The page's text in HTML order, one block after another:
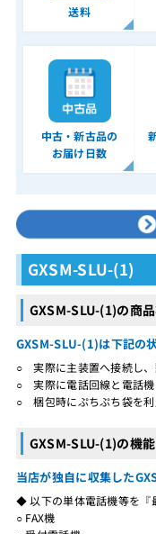
送料
中古・新古品の
お届け日数
GXSM-SLU-(1)
GXSM-SLU-(1)の商
GXSM-SLU-(1)は下記の
○ 実際に主装置へ接続し
○ 実際に電話回線と電話機
○ 梱包時にぷちぷち袋を利
GXSM-SLU-(1)の機
当店が独自に収集した
◆ 以下の単体電話機等を『
○ FAX機